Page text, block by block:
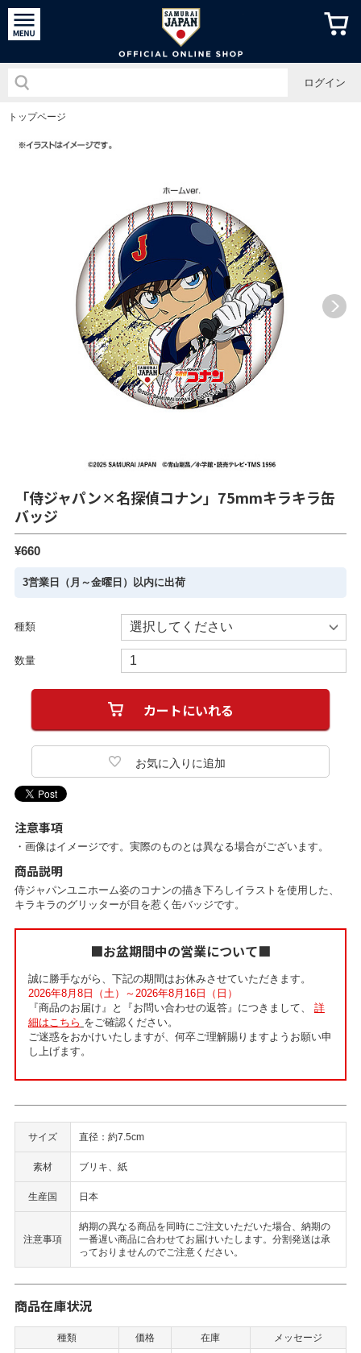
侍ジャパ
ログイン
トップページ
「侍ジャパン×名探偵コナン」75mmキラキラ缶
バッジ
¥660
3営業日（月～金曜日）以内に出荷
種類
数量
注意事項
・画像はイメージです。実際のものとは異なる場合がございます。
商品説明
侍ジャパンユニホーム姿のコナンの描き下ろしイラストを使用した、
キラキラのグリッターが目を惹く缶バッジです。
■お盆期間中の営業について■
誠に勝手ながら、下記の期間はお休みさせていただきます。
2026年8月8日（土）～2026年8月16日（日）
『商品のお届け』と『お問い合わせの返答』につきまして、 詳
細はこちら をご確認ください。
ご迷惑をおかけいたしますが、何卒ご理解賜りますようお願い申
し上げます。
サイズ 直径：約7.5cm
素材 ブリキ、紙
生産国 日本
注意事項
納期の異なる商品を同時にご注文いただいた場合、納期の
一番遅い商品に合わせてお届けいたします。分割発送は承
っておりませんのでご注意ください。
商品在庫状況
種類 価格 在庫
メッセージ